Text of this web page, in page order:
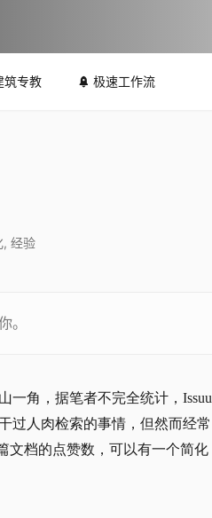
筑专教 极速工作流
, 经验
。
一角，据笔者不完全统计，Issuu
过人肉检索的事情，但然而经常
文档的点赞数，可以有一个简化